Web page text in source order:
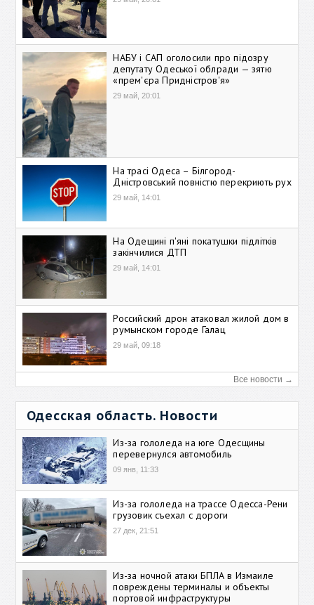
НАБУ і САП оголосили про підозру
депутату Одеської облради — зятю
«прем'єра Придністров'я»
29 май, 20:01
На трасі Одеса – Білгород-
Дністровський повністю перекриють рух
29 май, 14:01
На Одещині п'яні покатушки підлітків
закінчилися ДТП
29 май, 14:01
Российский дрон атаковал жилой дом в
румынском городе Галац
29 май, 09:18
Все новости →
Одесская область. Новости
Из-за гололеда на юге Одесщины
перевернулся автомобиль
09 янв, 11:33
Из-за гололеда на трассе Одесса-Рени
грузовик съехал с дороги
27 дек, 21:51
Из-за ночной атаки БПЛА в Измаиле
повреждены терминалы и объекты
портовой инфраструктуры